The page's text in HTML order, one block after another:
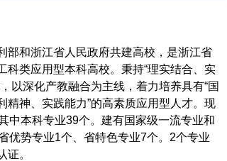
部和浙江省人民政府共建高校，是浙江省
科类应用型本科高校。秉持“理实结合、实
以深化产教融合为主线，着力培养具有“国
精神、实践能力”的高素质应用型人才。现
中本科专业39个。建有国家级一流专业和
优势专业1个、省特色专业7个。2个专业
证。